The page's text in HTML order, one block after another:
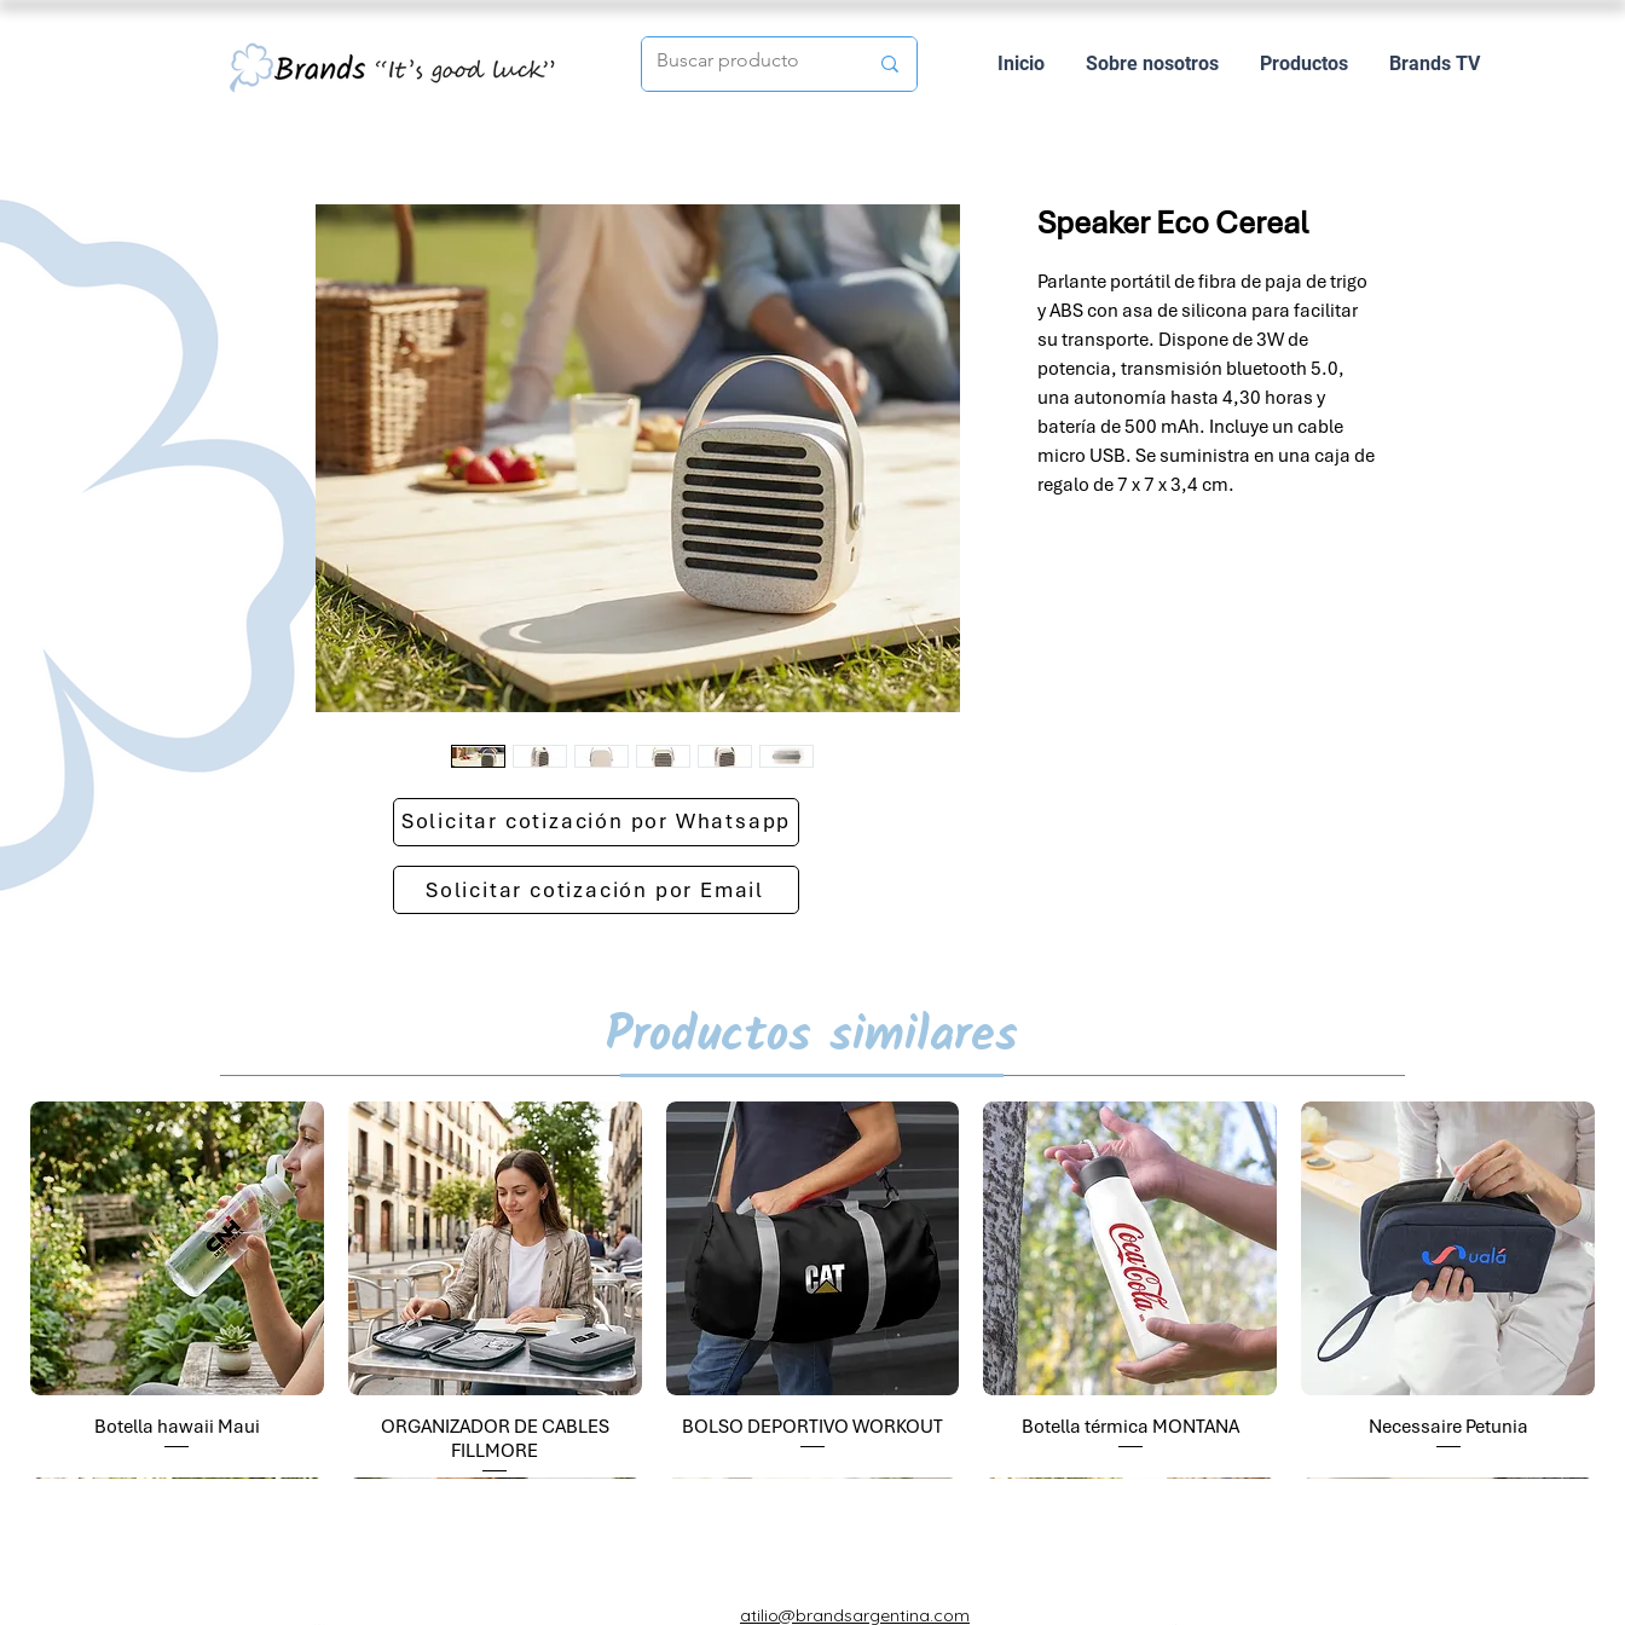
Inicio Sobre nosotros Productos Brands TV
Speaker Eco Cereal
Parlante portátil de fibra de paja de trigo
y ABS con asa de silicona para facilitar
su transporte. Dispone de 3W de
potencia, transmisión bluetooth 5.0,
una autonomía hasta 4,30 horas y
batería de 500 mAh. Incluye un cable
micro USB. Se suministra en una caja de
regalo de 7 x 7 x 3,4 cm.
Solicitar cotización por Whatsapp
Solicitar cotización por Email
Productos similares
Botella hawaii Maui
ORGANIZADOR DE CABLES
FILLMORE
BOLSO DEPORTIVO WORKOUT Botella térmica MONTANA Necessaire Petunia
atilio@brandsargentina.com